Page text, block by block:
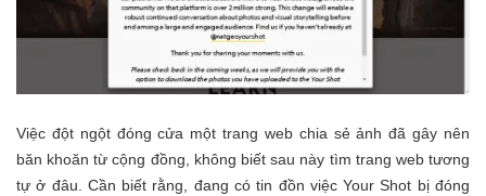
Việc đột ngột đóng cửa một trang web chia sẻ ảnh đã gây nên
băn khoăn từ cộng đồng, không biết sau này tìm trang web tương
tự ở đâu. Cần biết rằng, đang có tin đồn việc Your Shot bị đóng